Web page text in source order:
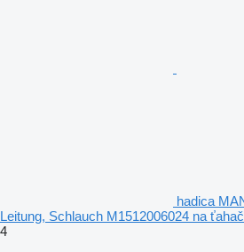
hadica
Leitung, Schlauch M1512006024 na
4